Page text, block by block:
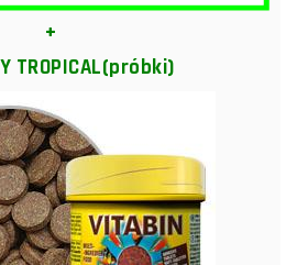
+
TROPICAL(próbki)